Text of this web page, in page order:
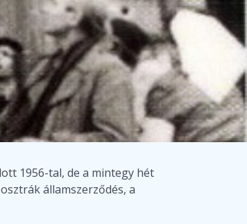
1956-tal, de a mintegy hét
államszerződés, a